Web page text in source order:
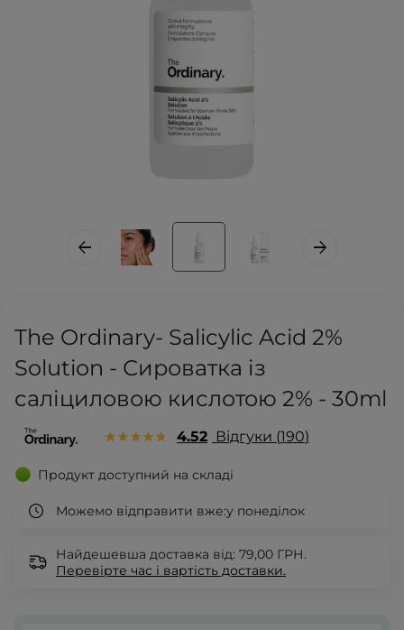
The Ordinary- Salicylic Acid 2%
Solution - Сироватка із
саліциловою кислотою 2% - 30ml
4.52 Відгуки 190
Продукт доступний на складі
Можемо відправити вже:у понеділок
Найдешевша доставка від: 79,00 ГРН.
Перевірте час і вартість доставки.